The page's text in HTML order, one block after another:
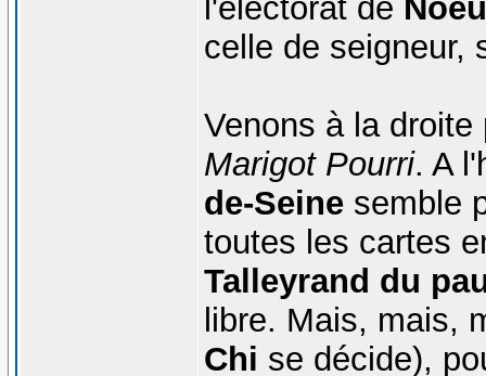
l'électorat de
celle de seigneur,
Venons à la
Marigot Pourri. A
de-Seinesemble
toutes les cartes
Talleyrand du
libre. Mais, mais,
Chi se décide),